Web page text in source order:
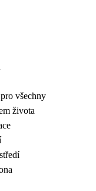
všechny
života